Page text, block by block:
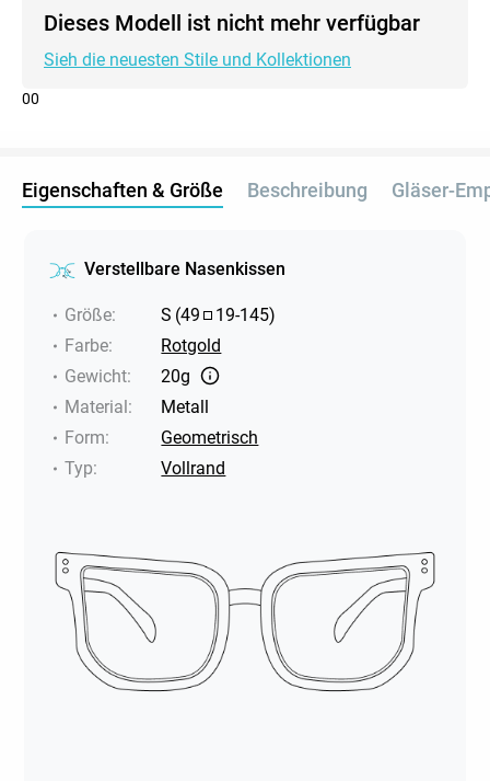
Dieses Modell ist nicht mehr verfügbar
Sieh die neuesten Stile und Kollektionen
00
Eigenschaften & Größe Beschreibung Gläser-
Verstellbare Nasenkissen
Größe: S (49 19-145)
Farbe:
Rotgold
Gewicht:
20g
Material:
Metall
Form:
Geometrisch
Typ: Vollrand